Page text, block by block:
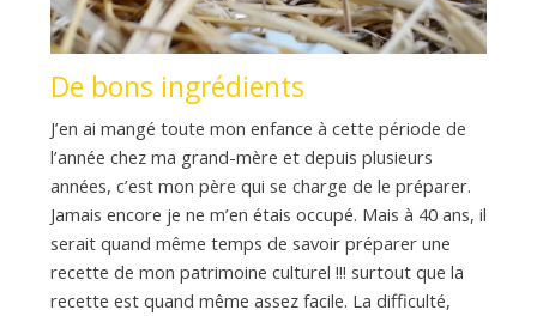
De bons ingrédients
J’en ai mangé toute mon enfance à cette période de
l’année chez ma grand-mère et depuis plusieurs
années, c’est mon père qui se charge de le préparer.
Jamais encore je ne m’en étais occupé. Mais à 40 ans, il
serait quand même temps de savoir préparer une
recette de mon patrimoine culturel !!! surtout que la
recette est quand même assez facile. La difficulté,